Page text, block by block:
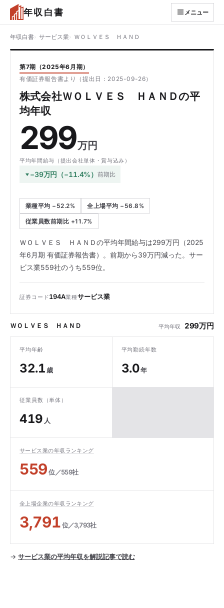
年収白書 メニュー
年収白書 サービス業 ＷＯＬＶＥＳ ＨＡＮＤ
第7期（2025年6月期）
有価証券報告書より（提出日：2025-09-26）
株式会社ＷＯＬＶＥＳ ＨＡＮＤの平
均年収
299万円
平均年間給与（提出会社単体・賞与込み）
−39万円（−11.4%）前期比
業種平均 −52.2% 全上場平均 −56.8%
従業員数前期比 +11.7%
ＷＯＬＶＥＳ ＨＡＮＤの平均年間給与は299万円（2025
年6月期 有価証券報告書）。前期から39万円減った。サー
ビス業559社のうち559位。
証券コード194A業種サービス業
ＷＯＬＶＥＳ ＨＡＮＤ 平均年収 299万円
平均年齢
32.1 歳
平均勤続年数
3.0年
従業員数（単体）
419 人
サービス業の年収ランキング
559位／559社
全上場企業の年収ランキング
3,791位／3,793社
→ サービス業の平均年収を解説記事で読む